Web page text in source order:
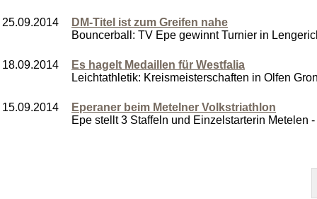
25.09.2014
DM-Titel ist zum Greifen nahe
Bouncerball: TV Epe gewinnt Turnier in
18.09.2014
Es hagelt Medaillen für Westfalia
Leichtathletik: Kreismeisterschaften in Olfen
15.09.2014
Eperaner beim Metelner Volkstriathlon
Epe stellt 3 Staffeln und Einzelstarterin Metelen -